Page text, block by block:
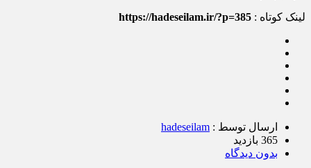
لینک کوتاه : https://hadeseilam.ir/?p=385
ارسال توسط : hadeseilam
365 بازدید
بدون دیدگاه